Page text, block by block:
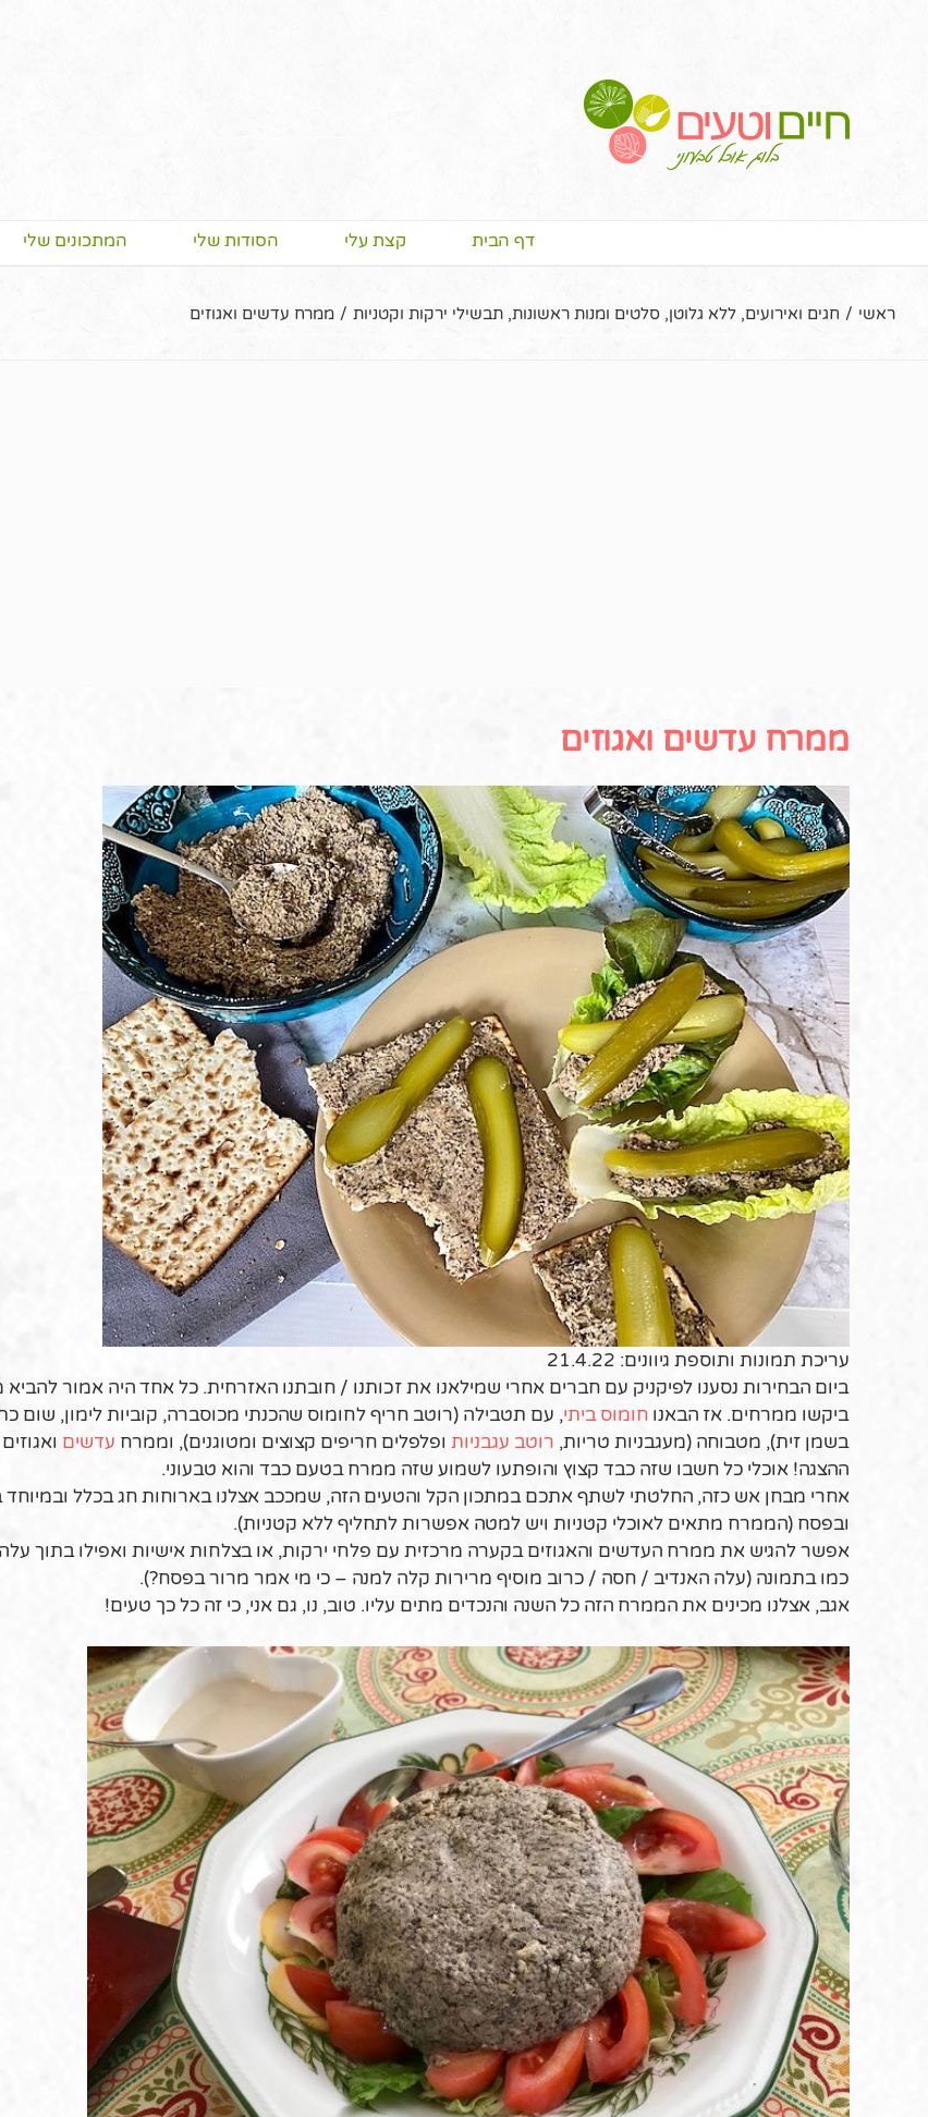
דף הבית קצת עלי הסודות שלי המתכונים שלי
ראשי / חגים ואירועים, ללא גלוטן, סלטים ומנות ראשונות, תבשילי ירקות וקטניות / ממרח עדשים ואגוזים
ממרח עדשים ואגוזים
עריכת תמונות ותוספת גיוונים: 21.4.22
ביום הבחירות נסענו לפיקניק עם חברים אחרי שמילאנו את זכותנו / חובתנו האזרחית. כל אחד היה אמור להביא
ביקשו ממרחים. אז הבאנו חומוס ביתי, עם תטבילה (רוטב חריף לחומוס שהכנתי מכוסברה, קוביות לימון, שום
בשמן זית), מטבוחה (מעגבניות טריות, רוטב עגבניות ופלפלים חריפים קצוצים ומטוגנים), וממרח עדשים
ההצגה! אוכלי כל חשבו שזה כבד קצוץ והופתעו לשמוע שזה ממרח בטעם כבד והוא טבעוני.
אחרי מבחן אש כזה, החלטתי לשתף אתכם במתכון הקל והטעים הזה, שמככב אצלנו בארוחות חג בכלל
ובפסח (הממרח מתאים לאוכלי קטניות ויש למטה אפשרות לתחליף ללא קטניות).
אפשר להגיש את ממרח העדשים והאגוזים בקערה מרכזית עם פלחי ירקות, או בצלחות אישיות ואפילו בתוך
כמו בתמונה (עלה האנדיב / חסה / כרוב מוסיף מרירות קלה למנה – כי מי אמר מרור בפסח?).
אגב, אצלנו מכינים את הממרח הזה כל השנה והנכדים מתים עליו. טוב, נו, גם אני, כי זה כל כך טעים!